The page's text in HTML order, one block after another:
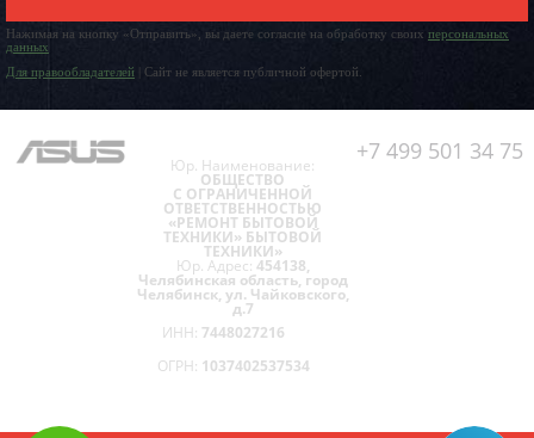
Нажимая на кнопку «Отправить», вы даете согласие на обработку своих персональных
данных
Для правообладателей | Сайт не является публичной офертой.
+7 499 501 34 75
Юр. Наименование:
ОБЩЕСТВО
С ОГРАНИЧЕННОЙ
ОТВЕТСТВЕННОСТЬЮ
«РЕМОНТ БЫТОВОЙ
ТЕХНИКИ» БЫТОВОЙ
ТЕХНИКИ»
Юр. Адрес: 454138,
Челябинская область, город
Челябинск, ул. Чайковского,
д.7
ИНН: 7448027216
ОГРН: 1037402537534